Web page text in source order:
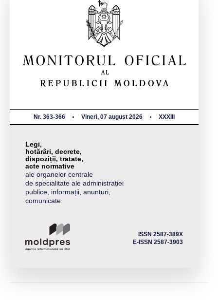
Nr. 363-366 Vineri, 07 august 2026 XXXIII
Legi,
hotărâri, decrete,
dispoziții, tratate,
acte normative
ale organelor centrale
de specialitate ale administrației
publice, informații, anunțuri,
comunicate
ISSN 2587-389X
E-ISSN 2587-3903